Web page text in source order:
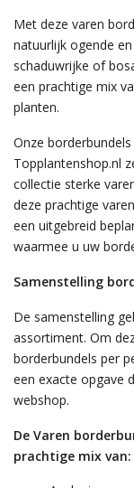
Met deze varen
natuurlijk ogende
schaduwrijke of
een prachtige mix
planten.
Onze
Topplantenshop.nl
collectie sterke
deze prachtige
een uitgebreid
waarmee u uw
Samenstelling
De samenstelling
assortiment. Om
borderbundels per
een exacte opgave
webshop.
De Varen
prachtige mix van: